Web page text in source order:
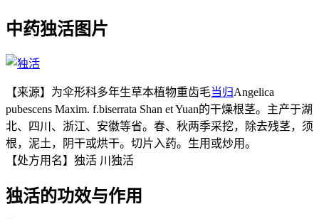
中药独活图片
【来源】为伞形科多年生草本植物重齿毛当归Angelica
pubescens Maxim. f.biserrata Shan et Yuan的干燥根茎。主产于湖
北、四川、浙江、安徽等省。春、秋两季采挖，除去残茎，须
根，泥土，阴干或烘干。切片入药。生用或炒用。
【处方用名】独活 川独活
独活的功效与作用